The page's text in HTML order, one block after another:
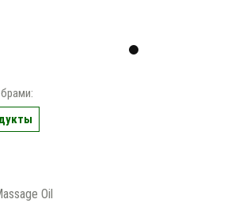
Oil